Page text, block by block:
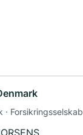
· Forsikringsselskab